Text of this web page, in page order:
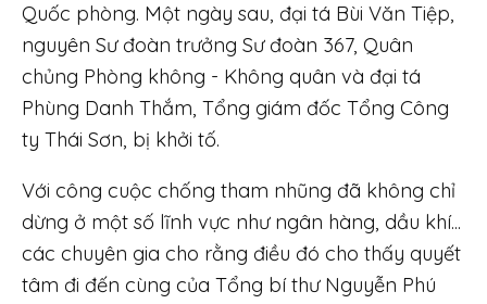
Quốc phòng. Một ngày sau, đại tá Bùi Văn Tiệp,
nguyên Sư đoàn trưởng Sư đoàn 367, Quân
chủng Phòng không - Không quân và đại tá
Phùng Danh Thắm, Tổng giám đốc Tổng Công
ty Thái Sơn, bị khởi tố.
Với công cuộc chống tham nhũng đã không chỉ
dừng ở một số lĩnh vực như ngân hàng, dầu khí...
các chuyên gia cho rằng điều đó cho thấy quyết
tâm đi đến cùng của Tổng bí thư Nguyễn Phú